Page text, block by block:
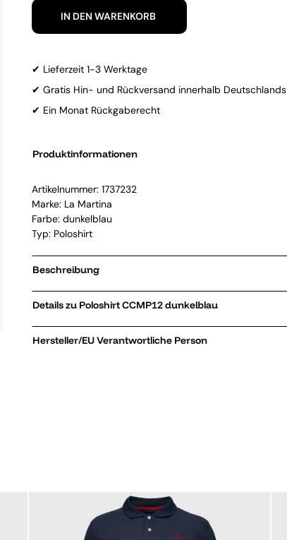
IN DEN WARENKORB
✔ Lieferzeit 1-3 Werktage
✔ Gratis Hin- und Rückversand innerhalb Deutschlands
✔ Ein Monat Rückgaberecht
Produktinformationen
Artikelnummer: 1737232
Marke: La Martina
Farbe: dunkelblau
Typ: Poloshirt
Beschreibung
Details zu Poloshirt CCMP12 dunkelblau
Hersteller/EU Verantwortliche Person